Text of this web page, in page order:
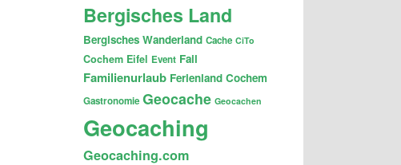
Bergisches Land
Bergisches Wanderland Cache CiTo
Cochem Eifel Event Fail
Familienurlaub Ferienland Cochem
Gastronomie Geocache Geocachen
Geocaching
Geocaching.com